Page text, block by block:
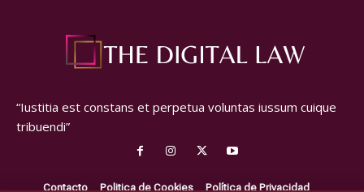
“Iustitia est constans et perpetua voluntas iussum cuique
tribuendi”
Contacto Politica de Cookies Política de Privacidad